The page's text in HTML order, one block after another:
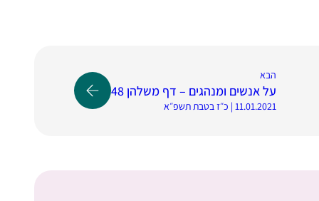
הבא
על אנשים ומנהגים – דף משלהן 48
11.01.2021 | כ״ז בטבת תשפ״א